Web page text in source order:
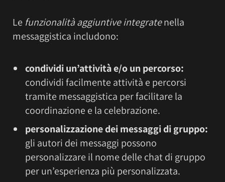
Le funzionalità aggiuntive integratenella
messaggistica includono:
condividi un’attività e/o un percorso:
condividi facilmente attività e percorsi
tramite messaggistica per facilitare la
coordinazione e la celebrazione.
personalizzazione dei messaggi di gruppo:
gli autori dei messaggi possono
personalizzare il nome delle chat di gruppo
per un’esperienza più personalizzata.